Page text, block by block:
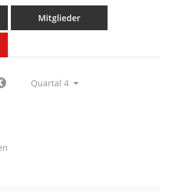
Mitglieder
Quartal 4